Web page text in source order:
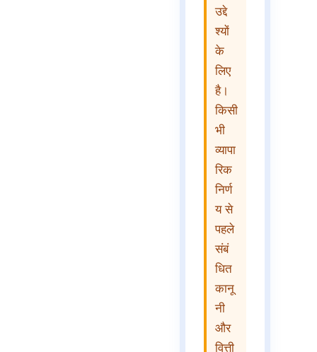
उद्दे
श्यों
के
लिए
है।
किसी
भी
व्यापा
रिक
निर्ण
य से
पहले
संबं
धित
कानू
नी
और
वित्ती